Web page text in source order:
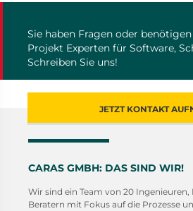
Sie haben Fragen oder
Projekt Experten für Software,
Schreiben Sie uns!
JETZT KONTAKT
CARAS GMBH: DAS SIND WIR!
Wir sind ein Team von 20 Ingenieuren,
Beratern mit Fokus auf die Prozesse